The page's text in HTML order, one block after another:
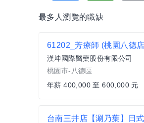
最多人瀏覽的職缺
61202_芳療師 (桃園八德
漢坤國際醫藥股份有限公司
桃園市-八德區
年薪 400,000 至 600,000 元